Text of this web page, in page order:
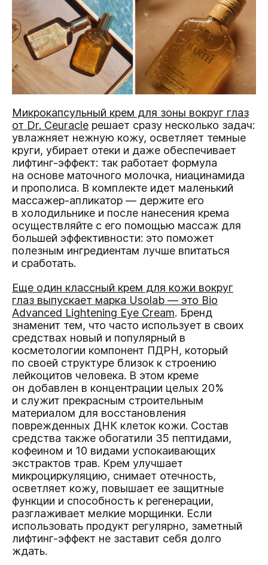
Микрокапсульный крем для зоны вокруг глаз
от Dr. Ceuracle решает сразу несколько задач:
увлажняет нежную кожу, осветляет темные
круги, убирает отеки и даже обеспечивает
лифтинг-эффект: так работает формула
на основе маточного молочка, ниацинамида
и прополиса. В комплекте идет маленький
массажер-апликатор — держите его
в холодильнике и после нанесения крема
осуществляйте с его помощью массаж для
большей эффективности: это поможет
полезным ингредиентам лучше впитаться
и сработать.
Еще один классный крем для кожи вокруг
глаз выпускает марка Usolab — это Bio
Advanced Lightening Eye Cream. Бренд
знаменит тем, что часто использует в своих
средствах новый и популярный в
косметологии компонент ПДРН, который
по своей структуре близок к строению
лейкоцитов человека. В этом креме
он добавлен в концентрации целых 20%
и служит прекрасным строительным
материалом для восстановления
поврежденных ДНК клеток кожи. Состав
средства также обогатили 35 пептидами,
кофеином и 10 видами успокаивающих
экстрактов трав. Крем улучшает
микроциркуляцию, снимает отечность,
осветляет кожу, повышает ее защитные
функции и способность к регенерации,
разглаживает мелкие морщинки. Если
использовать продукт регулярно, заметный
лифтинг-эффект не заставит себя долго
ждать.